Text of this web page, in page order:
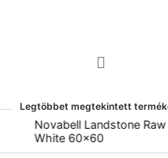
Legtöbbet megtekintett
Novabell Landstone Raw
White 60x60